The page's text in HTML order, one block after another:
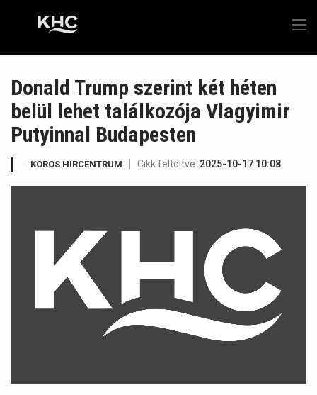
Donald Trump szerint két héten
belül lehet találkozója Vlagyimir
Putyinnal Budapesten
KÖRÖS HÍRCENTRUM Cikk feltöltve: 2025-10-17 10:08